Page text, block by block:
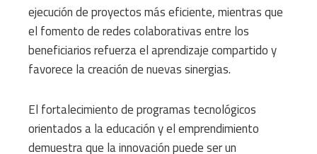
ejecución de proyectos más eficiente, mientras que
el fomento de redes colaborativas entre los
beneficiarios refuerza el aprendizaje compartido y
favorece la creación de nuevas sinergias.
El fortalecimiento de programas tecnológicos
orientados a la educación y el emprendimiento
demuestra que la innovación puede ser un